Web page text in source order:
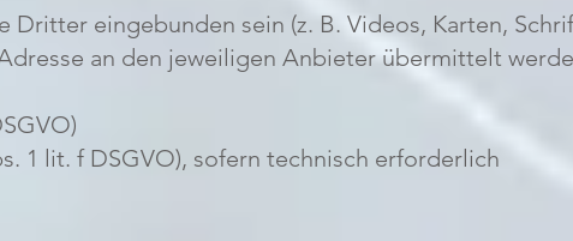
eingebunden sein (z. B. Videos, Karten,
an den jeweiligen Anbieter übermittelt
1 lit. f DSGVO), sofern technisch erforderlich